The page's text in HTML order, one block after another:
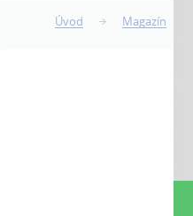
Úvod Magazín